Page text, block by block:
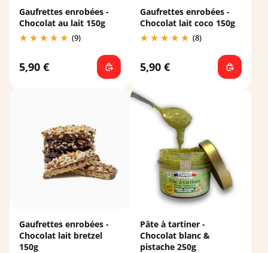
Gaufrettes enrobées -
Chocolat au lait 150g
(9)
5,90 €
Gaufrettes enrobées -
Chocolat lait coco 150g
(8)
5,90 €
Gaufrettes enrobées -
Chocolat lait bretzel
150g
Pâte à tartiner -
Chocolat blanc &
pistache 250g